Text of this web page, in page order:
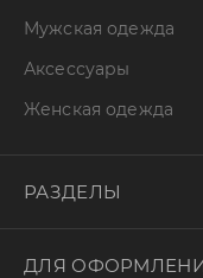
Мужская одежда
Аксессуары
Женская одежда
РАЗДЕЛЫ
ДЛЯ